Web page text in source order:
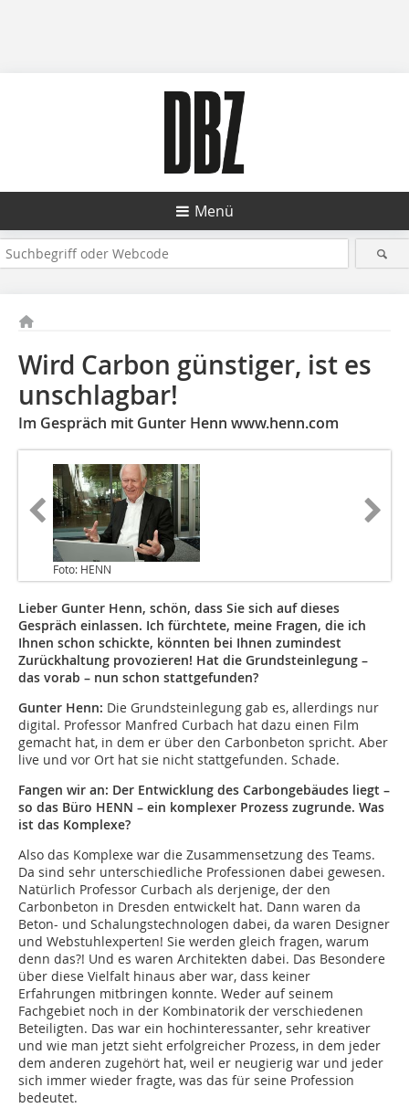
Menü
Wird Carbon günstiger, ist es
unschlagbar!
Im Gespräch mit Gunter Henn www.henn.com
Foto: HENN
Lieber Gunter Henn, schön, dass Sie sich auf dieses
Gespräch einlassen. Ich fürchtete, meine Fragen, die ich
Ihnen schon schickte, könnten bei Ihnen zumindest
Zurückhaltung provozieren! Hat die Grundsteinlegung –
das vorab – nun schon stattgefunden?
Gunter Henn: Die Grundsteinlegung gab es, allerdings nur
digital. Professor Manfred Curbach hat dazu einen Film
gemacht hat, in dem er über den Carbonbeton spricht. Aber
live und vor Ort hat sie nicht stattgefunden. Schade.
Fangen wir an: Der Entwicklung des Carbongebäudes liegt –
so das Büro HENN – ein komplexer Prozess zugrunde. Was
ist das Komplexe?
Also das Komplexe war die Zusammensetzung des Teams.
Da sind sehr unterschiedliche Professionen dabei gewesen.
Natürlich Professor Curbach als derjenige, der den
Carbonbeton in Dresden entwickelt hat. Dann waren da
Beton- und Schalungstechnologen dabei, da waren Designer
und Webstuhlexperten! Sie werden gleich fragen, warum
denn das?! Und es waren Architekten dabei. Das Besondere
über diese Vielfalt hinaus aber war, dass keiner
Erfahrungen mitbringen konnte. Weder auf seinem
Fachgebiet noch in der Kombinatorik der verschiedenen
Beteiligten. Das war ein hochinteressanter, sehr kreativer
und wie man jetzt sieht erfolgreicher Prozess, in dem jeder
dem anderen zugehört hat, weil er neugierig war und jeder
sich immer wieder fragte, was das für seine Profession
bedeutet.